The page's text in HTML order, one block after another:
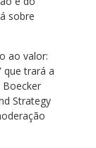
sobre
ao valor:
que trará a
Boecker
Strategy